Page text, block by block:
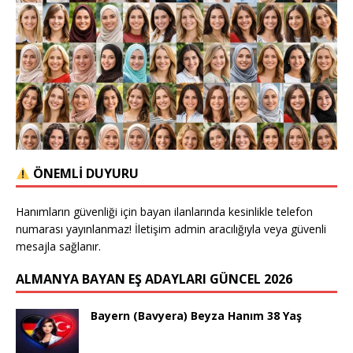
ÖNEMLİ DUYURU
Hanımların güvenliği için bayan ilanlarında kesinlikle telefon
numarası yayınlanmaz! İletişim admin aracılığıyla veya güvenli
mesajla sağlanır.
ALMANYA BAYAN EŞ ADAYLARI GÜNCEL 2026
Bayern (Bavyera) Beyza Hanım 38 Yaş